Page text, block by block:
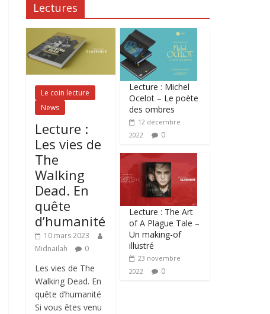
Lectures
Le coin lecture
News
Lecture :
Les vies de
The
Walking
Dead. En
quête
d’humanité
10 mars 2023
Midnailah
0
Les vies de The
Walking Dead. En
quête d’humanité
Si vous êtes venu
Lecture : Michel
Ocelot – Le poète
des ombres
12 décembre
2022
0
Lecture : The Art
of A Plague Tale –
Un making-of
illustré
23 novembre
2022
0